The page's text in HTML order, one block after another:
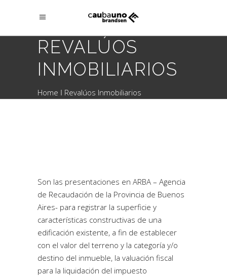
REVALÚOS
INMOBILIARIOS
Home Revalúos Inmobiliarios
Son las presentaciones en ARBA – Agencia
de Recaudación de la Provincia de Buenos
Aires- para registrar la superficie y
características constructivas de una
edificación existente, a fin de establecer
con el valor del terreno y la categoría y/o
destino del inmueble, la valuación fiscal
para la liquidación del impuesto